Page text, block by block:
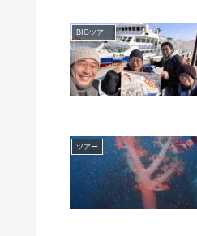
BIGツアー
ツアー